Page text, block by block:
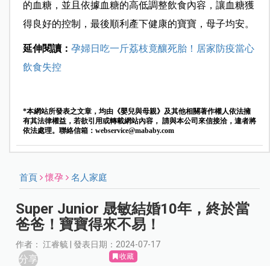
的血糖，並且依據血糖的高低調整飲食內容，讓血糖獲
得良好的控制，最後順利產下健康的寶寶，母子均安。
延伸閱讀： 孕婦日吃一斤荔枝竟釀死胎！居家防疫當心
飲食失控
*本網站所發表之文章，均由《嬰兒與母親》及其他相關著作權人依法擁
有其法律權益，若欲引用或轉載網站內容， 請與本公司來信接洽，違者將
依法處理。聯絡信箱： webservice@mababy.com
首頁 懷孕 名人家庭
Super Junior 晟敏結婚10年，終於當
爸爸！寶寶得來不易！
作者： 江睿毓 | 發表日期：2024-07-17
分享 收藏